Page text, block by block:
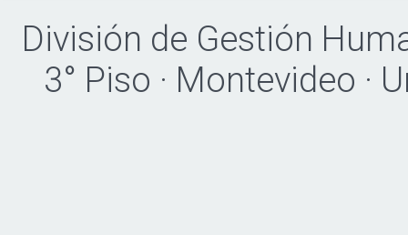
División de Gestión
3° Piso · Montevideo ·